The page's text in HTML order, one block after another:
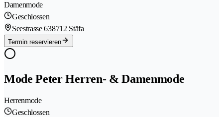
Damenmode
Geschlossen
Seestrasse 638712 Stäfa
Termin reservieren
Mode Peter Herren- & Damenmode
Herrenmode
Geschlossen